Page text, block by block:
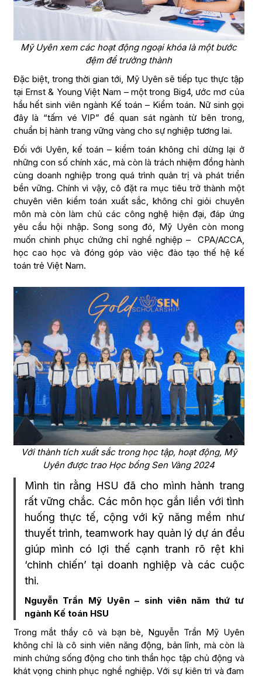
Mỹ Uyên xem các hoạt động ngoại khóa là một bước
đệm để trưởng thành
Đặc biệt, trong thời gian tới, Mỹ Uyên sẽ tiếp tục thực tập
tại Ernst & Young Việt Nam – một trong Big4, ước mơ của
hầu hết sinh viên ngành Kế toán – Kiểm toán. Nữ sinh gọi
đây là “tấm vé VIP” để quan sát ngành từ bên trong,
chuẩn bị hành trang vững vàng cho sự nghiệp tương lai.
Đối với Uyên, kế toán – kiểm toán không chỉ dừng lại ở
những con số chính xác, mà còn là trách nhiệm đồng hành
cùng doanh nghiệp trong quá trình quản trị và phát triển
bền vững. Chính vì vậy, cô đặt ra mục tiêu trở thành một
chuyên viên kiểm toán xuất sắc, không chỉ giỏi chuyên
môn mà còn làm chủ các công nghệ hiện đại, đáp ứng
yêu cầu hội nhập. Song song đó, Mỹ Uyên còn mong
muốn chinh phục chứng chỉ nghề nghiệp – CPA/ACCA,
học cao học và đóng góp vào việc đào tạo thế hệ kế
toán trẻ Việt Nam.
Với thành tích xuất sắc trong học tập, hoạt động, Mỹ
Uyên được trao Học bổng Sen Vàng 2024
Mình tin rằng HSU đã cho mình hành trang
rất vững chắc. Các môn học gắn liền với tình
huống thực tế, cộng với kỹ năng mềm như
thuyết trình, teamwork hay quản lý dự án đều
giúp mình có lợi thế cạnh tranh rõ rệt khi
‘chinh chiến’ tại doanh nghiệp và các cuộc
thi.
Nguyễn Trần Mỹ Uyên – sinh viên năm thứ tư
ngành Kế toán HSU
Trong mắt thầy cô và bạn bè, Nguyễn Trần Mỹ Uyên
không chỉ là cô sinh viên năng động, bản lĩnh, mà còn là
minh chứng sống động cho tinh thần học tập chủ động và
khát vọng chinh phục nghề nghiệp. Với sự kiên trì và đam